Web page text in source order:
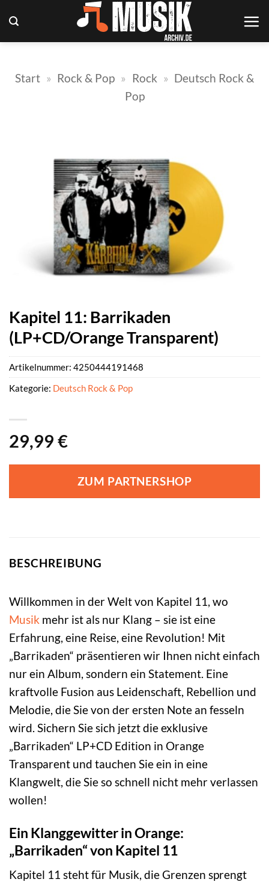
Inhalt
springen
Start » Rock & Pop » Rock » Deutsch Rock &
Pop
Kapitel 11: Barrikaden
(LP+CD/Orange Transparent)
29,99 €
ZUM PARTNERSHOP
Artikelnummer: 4250444191468
Kategorie: Deutsch Rock & Pop
BESCHREIBUNG
Willkommen in der Welt von Kapitel 11, wo
Musik mehr ist als nur Klang – sie ist eine
Erfahrung, eine Reise, eine Revolution! Mit
„Barrikaden“ präsentieren wir Ihnen nicht einfach
nur ein Album, sondern ein Statement. Eine
kraftvolle Fusion aus Leidenschaft, Rebellion und
Melodie, die Sie von der ersten Note an fesseln
wird. Sichern Sie sich jetzt die exklusive
„Barrikaden“ LP+CD Edition in Orange
Transparent und tauchen Sie ein in eine
Klangwelt, die Sie so schnell nicht mehr verlassen
wollen!
Ein Klanggewitter in Orange:
„Barrikaden“ von Kapitel 11
Kapitel 11 steht für Musik, die Grenzen sprengt